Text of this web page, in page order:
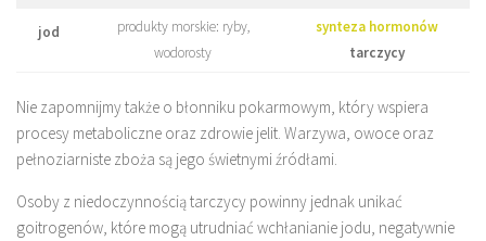
jod
produkty morskie: ryby,
wodorosty
synteza hormonów
tarczycy
Nie zapomnijmy także o błonniku pokarmowym, który wspiera
procesy metaboliczne oraz zdrowie jelit. Warzywa, owoce oraz
pełnoziarniste zboża są jego świetnymi źródłami.
Osoby z niedoczynnością tarczycy powinny jednak unikać
goitrogenów, które mogą utrudniać wchłanianie jodu, negatywnie